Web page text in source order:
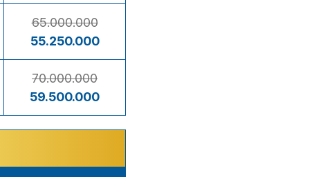
65.000.000
55.250.000
70.000.000
59.500.000